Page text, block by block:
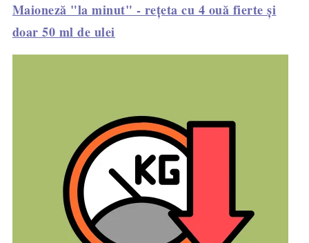
Maioneză "la minut" - rețeta cu 4 ouă fierte și
doar 50 ml de ulei